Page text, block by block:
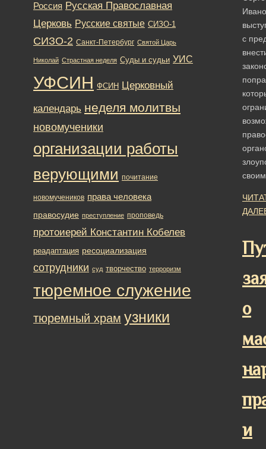
с
о
и
Россия Русская Православная
Церковь Русские святые СИЗО-1
СИЗО-2 Санкт-Петербург Святой Царь
Николай Страстная неделя Суды и судьи УИС
УФСИН ФСИН Церковный
календарь неделя молитвы
новомученики
организации работы
верующими почитание
новомучеников права человека
правосудие преступление проповедь
протоиерей Константин Кобелев
реадаптация ресоциализация
сотрудники суд творчество терроризм
тюремное служение
тюремный храм узники